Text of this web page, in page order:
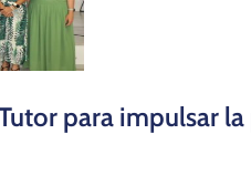
para impulsar